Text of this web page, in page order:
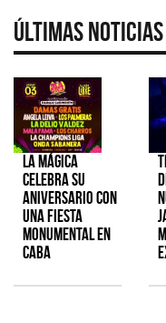
Últimas
La Mágica
celebra su
aniversario con
una fiesta
monumental en
CABA